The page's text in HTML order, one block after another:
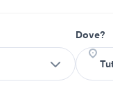
Dove?